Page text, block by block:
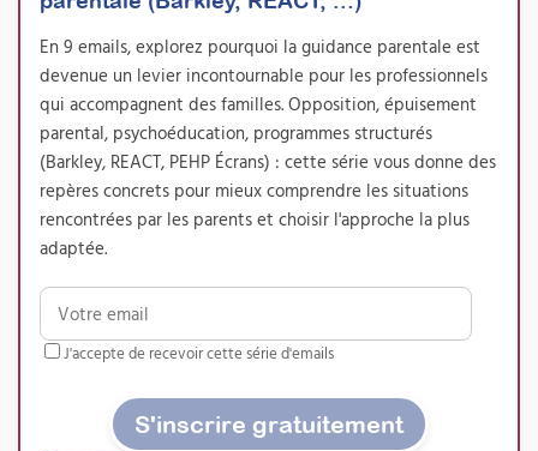
Conduire un PEHP de type
« Barkley » pour familles
d’enfants présentant un
TDAH – Pratique
En 9 emails, explorez pourquoi la guidance parentale est
devenue un levier incontournable pour les professionnels
qui accompagnent des familles. Opposition, épuisement
parental, psychoéducation, programmes structurés
(Barkley, REACT, PEHP Écrans) : cette série vous donne des
repères concrets pour mieux comprendre les situations
rencontrées par les parents et choisir l'approche la plus
adaptée.
J'accepte de recevoir cette série d'emails
S'inscrire gratuitement